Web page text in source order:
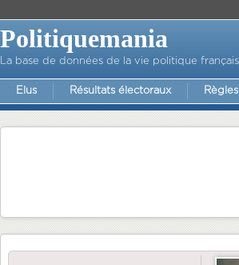
Politiquemania
La base de données de la vie politique
Elus Résultats électoraux